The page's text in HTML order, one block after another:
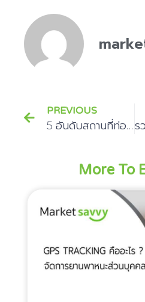
PREVIOUS
5 อันดับสถานที่ท่องเที่ยวต้องเช็คอินเมื่อเดินทางไปสิงคโปร์
More To